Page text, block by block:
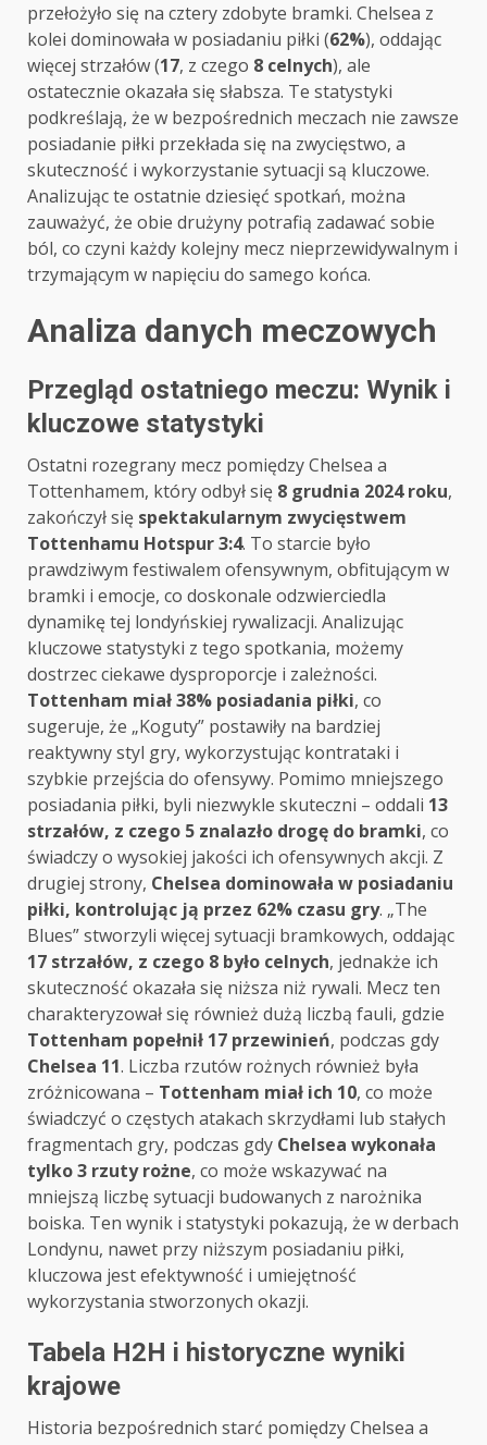
przełożyło się na cztery zdobyte bramki. Chelsea z
kolei dominowała w posiadaniu piłki (62%), oddając
więcej strzałów (17, z czego 8 celnych), ale
ostatecznie okazała się słabsza. Te statystyki
podkreślają, że w bezpośrednich meczach nie zawsze
posiadanie piłki przekłada się na zwycięstwo, a
skuteczność i wykorzystanie sytuacji są kluczowe.
Analizując te ostatnie dziesięć spotkań, można
zauważyć, że obie drużyny potrafią zadawać sobie
ból, co czyni każdy kolejny mecz nieprzewidywalnym i
trzymającym w napięciu do samego końca.
Analiza danych meczowych
Przegląd ostatniego meczu: Wynik i
kluczowe statystyki
Ostatni rozegrany mecz pomiędzy Chelsea a
Tottenhamem, który odbył się 8 grudnia 2024 roku,
zakończył się spektakularnym zwycięstwem
Tottenhamu Hotspur 3:4. To starcie było
prawdziwym festiwalem ofensywnym, obfitującym w
bramki i emocje, co doskonale odzwierciedla
dynamikę tej londyńskiej rywalizacji. Analizując
kluczowe statystyki z tego spotkania, możemy
dostrzec ciekawe dysproporcje i zależności.
Tottenham miał 38% posiadania piłki, co
sugeruje, że „Koguty” postawiły na bardziej
reaktywny styl gry, wykorzystując kontrataki i
szybkie przejścia do ofensywy. Pomimo mniejszego
posiadania piłki, byli niezwykle skuteczni – oddali 13
strzałów, z czego 5 znalazło drogę do bramki, co
świadczy o wysokiej jakości ich ofensywnych akcji. Z
drugiej strony, Chelsea dominowała w posiadaniu
piłki, kontrolując ją przez 62% czasu gry. „The
Blues” stworzyli więcej sytuacji bramkowych, oddając
17 strzałów, z czego 8 było celnych, jednakże ich
skuteczność okazała się niższa niż rywali. Mecz ten
charakteryzował się również dużą liczbą fauli, gdzie
Tottenham popełnił 17 przewinień, podczas gdy
Chelsea 11. Liczba rzutów rożnych również była
zróżnicowana – Tottenham miał ich 10, co może
świadczyć o częstych atakach skrzydłami lub stałych
fragmentach gry, podczas gdy Chelsea wykonała
tylko 3 rzuty rożne, co może wskazywać na
mniejszą liczbę sytuacji budowanych z narożnika
boiska. Ten wynik i statystyki pokazują, że w derbach
Londynu, nawet przy niższym posiadaniu piłki,
kluczowa jest efektywność i umiejętność
wykorzystania stworzonych okazji.
Tabela H2H i historyczne wyniki
krajowe
Historia bezpośrednich starć pomiędzy Chelsea a